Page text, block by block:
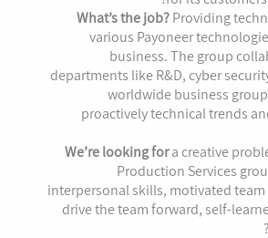
What’s the job?Providing
various Payoneer
business. The group
departments like R&D, cyber
worldwide business
proactively technical trends
We’re looking fora creative
Production Services
interpersonal skills, motivated
drive the team forward, self-